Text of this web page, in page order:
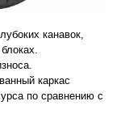
канавок,
каркас
по сравнению с